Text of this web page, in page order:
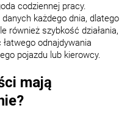
codziennej pracy.
każdego dnia, dlatego
również szybkość działania,
odnajdywania
pojazdu lub kierowcy.
mają